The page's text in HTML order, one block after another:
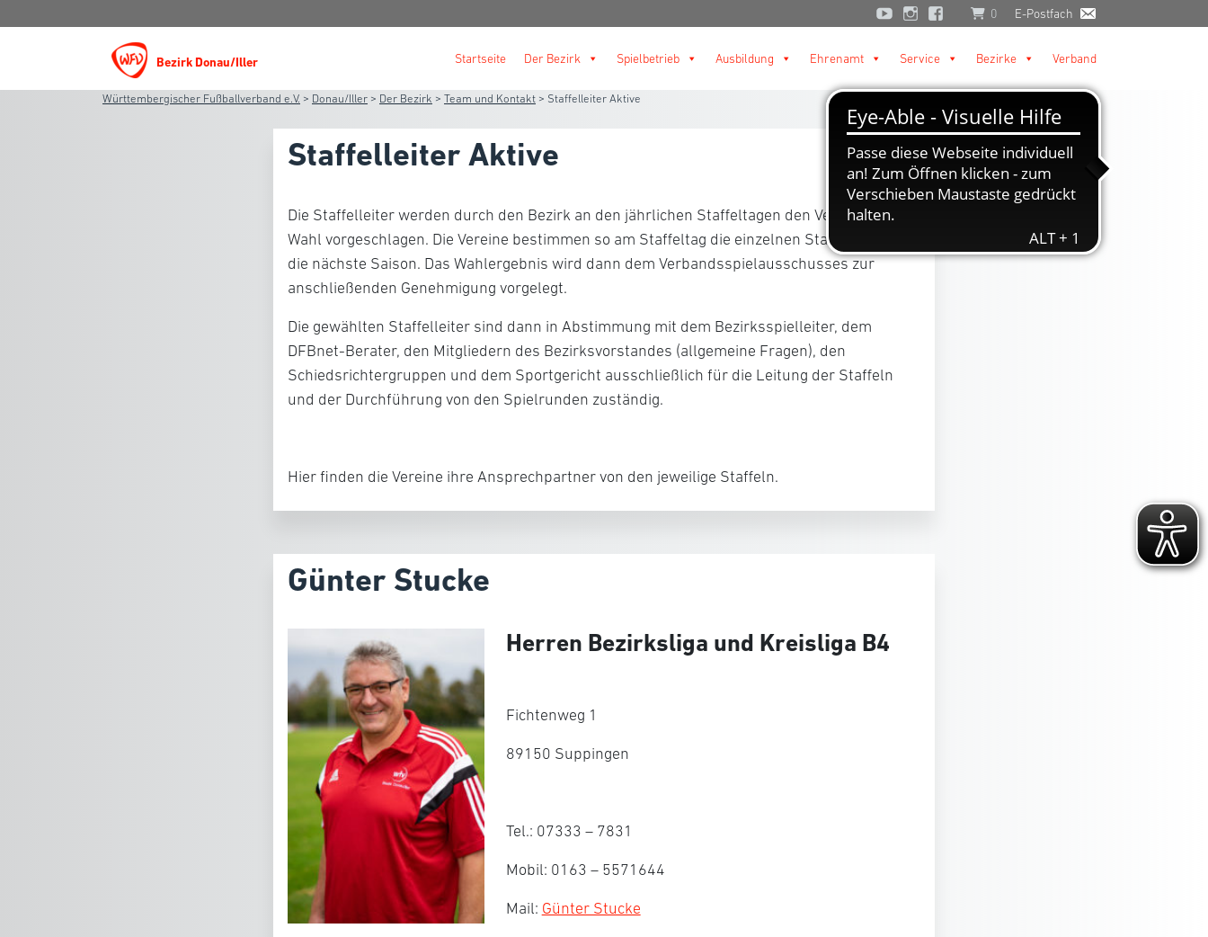
0 E-Postfach
Bezirk Donau/Iller Startseite Der Bezirk Spielbetrieb Ausbildung Ehrenamt Service Bezirke Verband
Württembergischer Fußballverband e.V. > Donau/Iller > Der Bezirk > Team und Kontakt > Staffelleiter Aktive
Staffelleiter Aktive
Die Staffelleiter werden durch den Bezirk an den jährlichen Staffeltagen den Vereinen zur
Wahl vorgeschlagen. Die Vereine bestimmen so am Staffeltag die einzelnen Staffelleiter für
die nächste Saison. Das Wahlergebnis wird dann dem Verbandsspielausschusses zur
anschließenden Genehmigung vorgelegt.
Die gewählten Staffelleiter sind dann in Abstimmung mit dem Bezirksspielleiter, dem
DFBnet-Berater, den Mitgliedern des Bezirksvorstandes (allgemeine Fragen), den
Schiedsrichtergruppen und dem Sportgericht ausschließlich für die Leitung der Staffeln
und der Durchführung von den Spielrunden zuständig.
Hier finden die Vereine ihre Ansprechpartner von den jeweilige Staffeln.
Günter Stucke
Herren Bezirksliga und Kreisliga B4
Fichtenweg 1
89150 Suppingen
Tel.: 07333 – 7831
Mobil: 0163 – 5571644
Mail: Günter Stucke